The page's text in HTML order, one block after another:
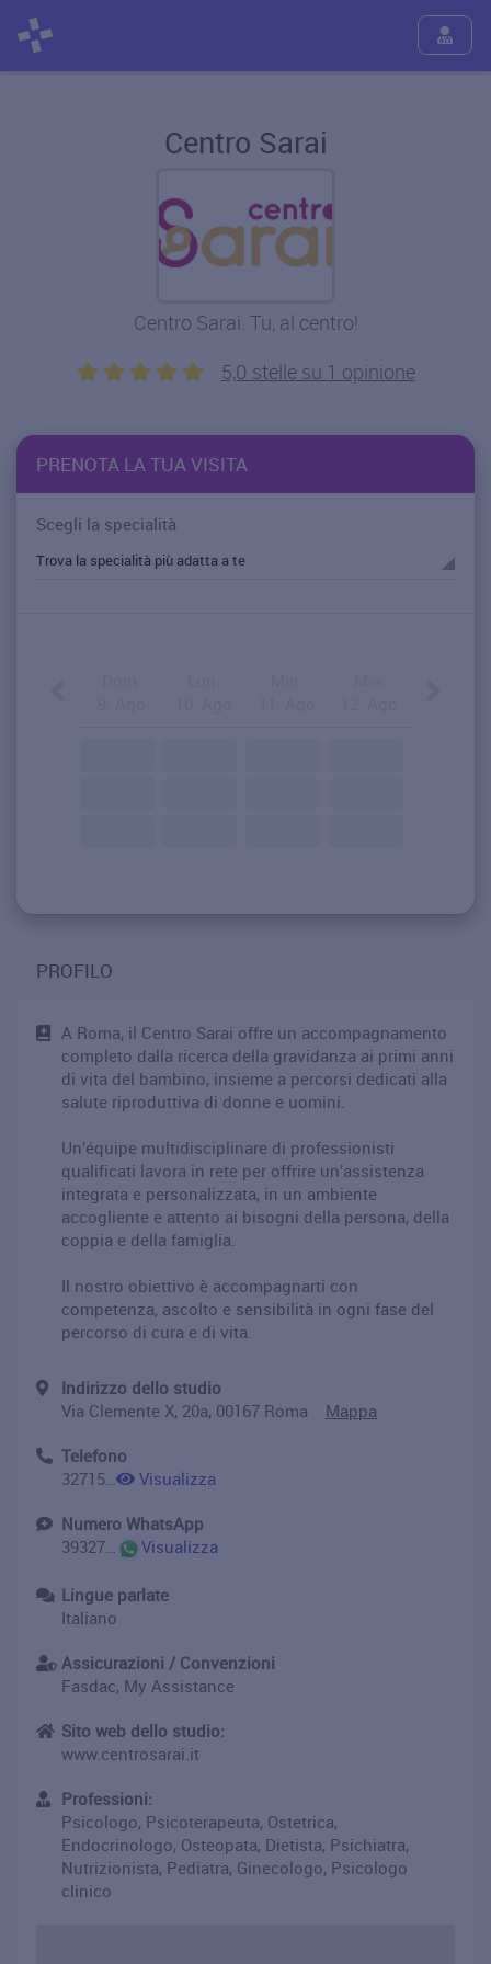
Centro Sarai
Centro Sarai. Tu, al centro!
5,0 stelle su 1 opinione
PRENOTA LA TUA VISITA
Scegli la specialità
PROFILO
A Roma, il Centro Sarai offre un accompagnamento
completo dalla ricerca della gravidanza ai primi anni
di vita del bambino, insieme a percorsi dedicati alla
salute riproduttiva di donne e uomini.
Un’équipe multidisciplinare di professionisti
qualificati lavora in rete per offrire un’assistenza
integrata e personalizzata, in un ambiente
accogliente e attento ai bisogni della persona, della
coppia e della famiglia.
Il nostro obiettivo è accompagnarti con
competenza, ascolto e sensibilità in ogni fase del
percorso di cura e di vita.
Indirizzo dello studio
Via Clemente X, 20a, 00167 Roma Mappa
Telefono
3271558181
Visualizza
Numero WhatsApp
393271558181
Visualizza
Lingue parlate
Italiano
Assicurazioni / Convenzioni
Fasdac, My Assistance
Sito web dello studio:
www.centrosarai.it
Professioni:
Psicologo, Psicoterapeuta, Ostetrica,
Endocrinologo, Osteopata, Dietista, Psichiatra,
Nutrizionista, Pediatra, Ginecologo, Psicologo
clinico